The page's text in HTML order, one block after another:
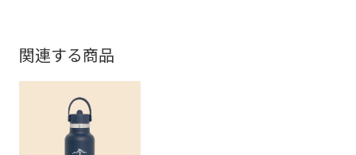
関連する商品